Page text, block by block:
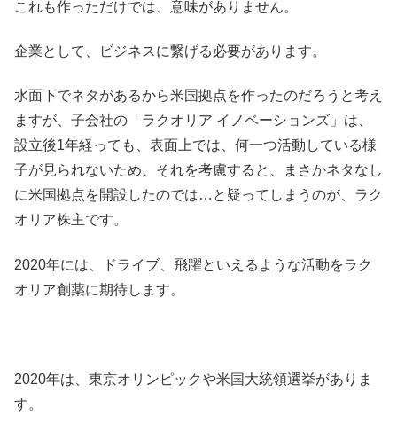
これも作っただけでは、意味がありません。
企業として、ビジネスに繋げる必要があります。
水面下でネタがあるから米国拠点を作ったのだろうと考え
ますが、子会社の「ラクオリア イノベーションズ」は、
設立後1年経っても、表面上では、何一つ活動している様
子が見られないため、それを考慮すると、まさかネタなし
に米国拠点を開設したのでは…と疑ってしまうのが、ラク
オリア株主です。
2020年には、ドライブ、飛躍といえるような活動をラク
オリア創薬に期待します。
2020年は、東京オリンピックや米国大統領選挙がありま
す。